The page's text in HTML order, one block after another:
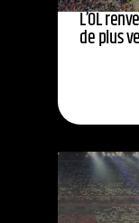
L’OL
de plus